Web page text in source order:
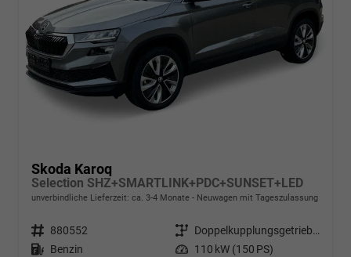
Skoda Karoq
Selection SHZ+SMARTLINK+PDC+SUNSET+LED
unverbindliche Lieferzeit: ca. 3-4 Monate Neuwagen mit Tageszulassung
Fahrzeugnr. 880552 Getriebe
Doppelkupplungsgetriebe (DSG)
Kraftstoff Benzin Leistung 110 kW (150 PS)